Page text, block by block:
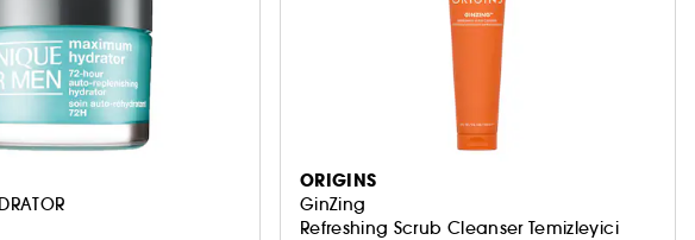
ORIGINS
GinZing
Refreshing Scrub Cleanser Temizleyici